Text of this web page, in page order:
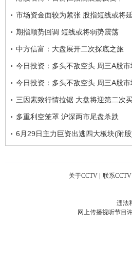
市场资金面较为紧张 股指短线或将
期指顺势回调 短线或将弱势震荡
中方信富：大盘展开二次探底之旅
今日投资：多头不敌空头 周三A股
今日投资：多头不敌空头 周三A股
三因素致行情拉锯 大盘将迎第二次
多重利空笼罩 沪深两市尾盘杀跌
6月29日主力巨资出逃四大板块(附
关于CCTV | 联系CCTV
违法
网上传播视听节目